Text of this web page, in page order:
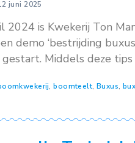
Schoon Water voor
Boomteelt Zundert bij
Zoon. Op zes locaties
gedemonstreerde
herbicidengebruik.
Afspoelingsproef,